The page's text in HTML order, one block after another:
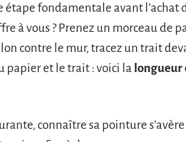
étape fondamentale avant l’achat
à vous ? Prenez un morceau de
contre le mur, tracez un trait
papier et le trait : voici la longueur
connaître sa pointure